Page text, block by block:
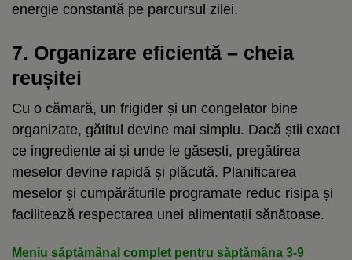
energie constantă pe parcursul zilei.
7. Organizare eficientă – cheia
reușitei
Cu o cămară, un frigider și un congelator bine
organizate, gătitul devine mai simplu. Dacă știi exact
ce ingrediente ai și unde le găsești, pregătirea
meselor devine rapidă și plăcută. Planificarea
meselor și cumpărăturile programate reduc risipa și
facilitează respectarea unei alimentații sănătoase.
Meniu săptămânal complet pentru săptămâna 3-9